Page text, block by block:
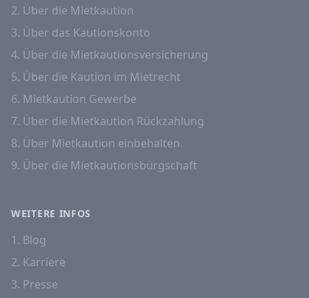
2. Über die Mietkaution
3. Über das Kautionskonto
4. Über die Mietkautionsversicherung
5. Über die Kaution im Mietrecht
6. Mietkaution Gewerbe
7. Über die Mietkaution Rückzahlung
8. Über Mietkaution einbehalten
9. Über die Mietkautionsbürgschaft
WEITERE INFOS
1. Blog
2. Karriere
3. Presse